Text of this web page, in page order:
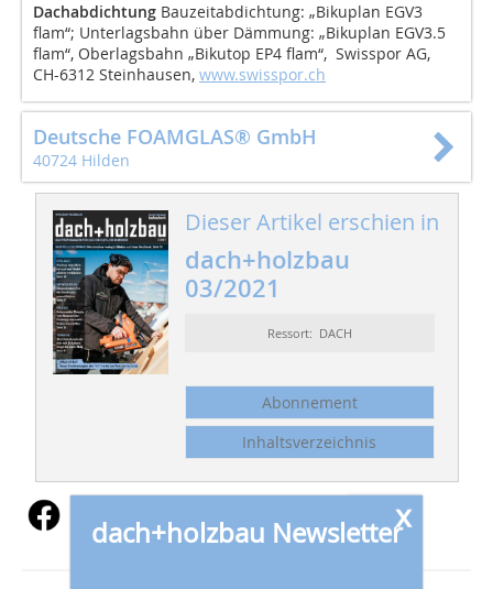
Dachabdichtung Bauzeitabdichtung: „Bikuplan EGV3
flam“; Unterlagsbahn über Dämmung: „Bikuplan EGV3.5
flam“, Oberlagsbahn „Bikutop EP4 flam“, Swisspor AG,
CH-6312 Steinhausen, www.swisspor.ch
Deutsche FOAMGLAS® GmbH
40724 Hilden
Dieser Artikel erschien in
dach+holzbau
03/2021
Ressort: DACH
Abonnement
Inhaltsverzeichnis
x
dach+holzbau Newsletter